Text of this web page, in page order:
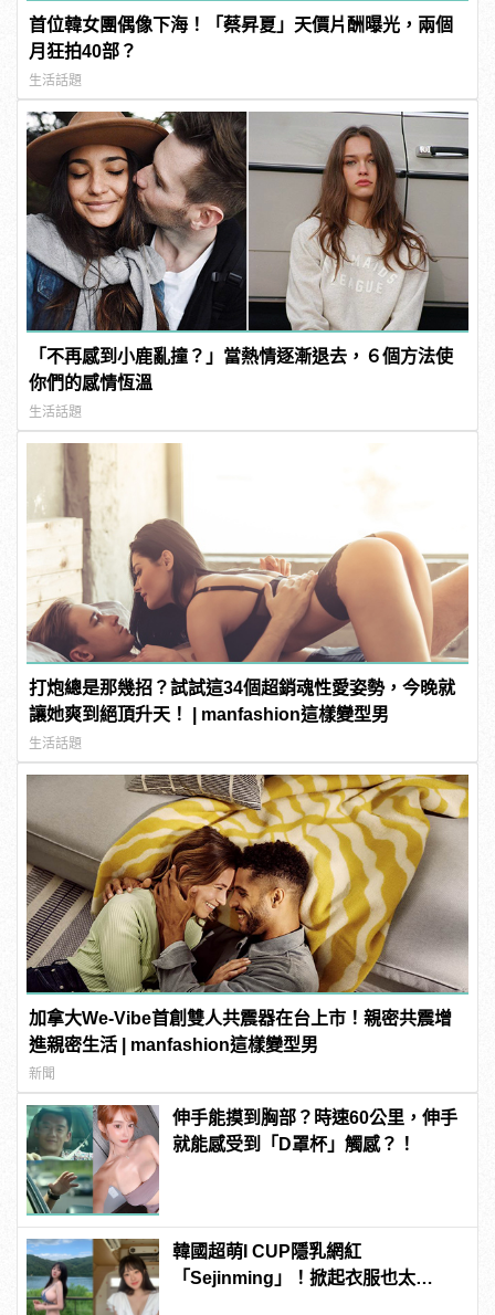
首位韓女團偶像下海！「蔡昇夏」天價片酬曝光，兩個
月狂拍40部？
生活話題
「不再感到小鹿亂撞？」當熱情逐漸退去，６個方法使
你們的感情恆溫
生活話題
打炮總是那幾招？試試這34個超銷魂性愛姿勢，今晚就
讓她爽到絕頂升天！ | manfashion這樣變型男
生活話題
加拿大We-Vibe首創雙人共震器在台上市！親密共震增
進親密生活 | manfashion這樣變型男
新聞
伸手能摸到胸部？時速60公里，伸手
就能感受到「D罩杯」觸感？！
韓國超萌I CUP隱乳網紅
「Sejinming」！掀起衣服也太